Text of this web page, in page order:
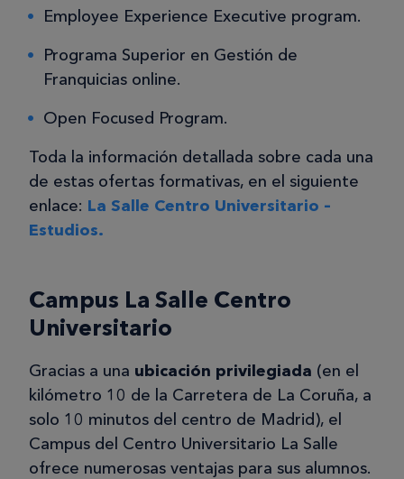
Employee Experience Executive program.
Programa Superior en Gestión de
Franquicias online.
Open Focused Program.
Toda la información detallada sobre cada una
de estas ofertas formativas, en el siguiente
enlace: La Salle Centro Universitario –
Estudios.
Campus La Salle Centro
Universitario
Gracias a una ubicación privilegiada (en el
kilómetro 10 de la Carretera de La Coruña, a
solo 10 minutos del centro de Madrid), el
Campus del Centro Universitario La Salle
ofrece numerosas ventajas para sus alumnos.